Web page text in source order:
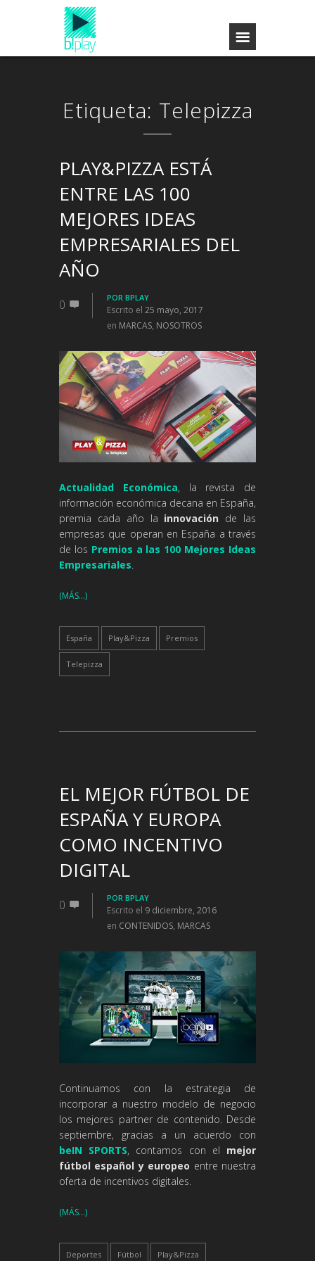
Etiqueta: Telepizza
PLAY&PIZZA ESTÁ
ENTRE LAS 100
MEJORES IDEAS
EMPRESARIALES DEL
AÑO
0 POR BPLAY
Escrito el 25 mayo, 2017
en MARCAS, NOSOTROS
Actualidad Económica, la revista de
información económica decana en España,
premia cada año la innovación de las
empresas que operan en España a través
de los Premios a las 100 Mejores Ideas
Empresariales.
(MÁS…)
España Play&Pizza Premios
Telepizza
EL MEJOR FÚTBOL DE
ESPAÑA Y EUROPA
COMO INCENTIVO
DIGITAL
0 POR BPLAY
Escrito el 9 diciembre, 2016
en CONTENIDOS, MARCAS
Continuamos con la estrategia de
incorporar a nuestro modelo de negocio
los mejores partner de contenido. Desde
septiembre, gracias a un acuerdo con
beIN SPORTS, contamos con el mejor
fútbol español y europeo entre nuestra
oferta de incentivos digitales.
(MÁS…)
Deportes Fútbol Play&Pizza